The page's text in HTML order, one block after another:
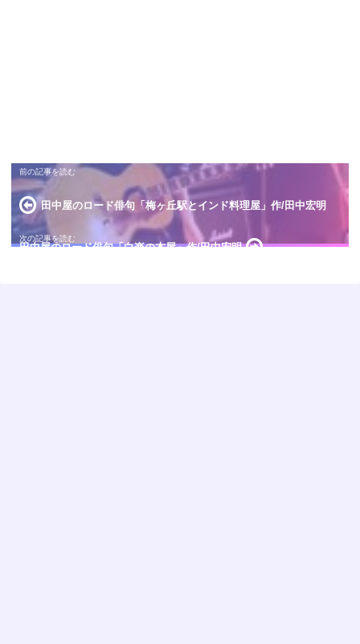
田中屋のロード俳句「梅ヶ丘駅とインド料理屋」作/田中宏明
田中屋のロード俳句「白楽の本屋」作/田中宏明